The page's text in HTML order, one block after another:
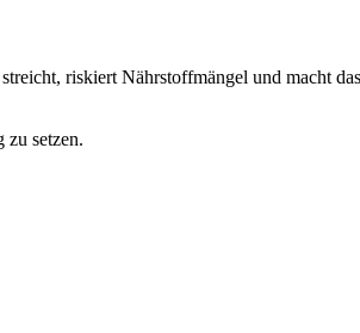
riskiert Nährstoffmängel und macht
zu setzen.